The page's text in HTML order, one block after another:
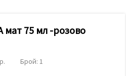
75 мл -розово
Брой: 1